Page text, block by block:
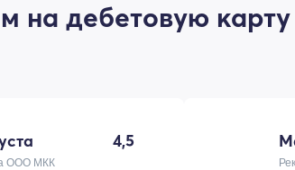
дебетовую карту
4,5
ООО МКК